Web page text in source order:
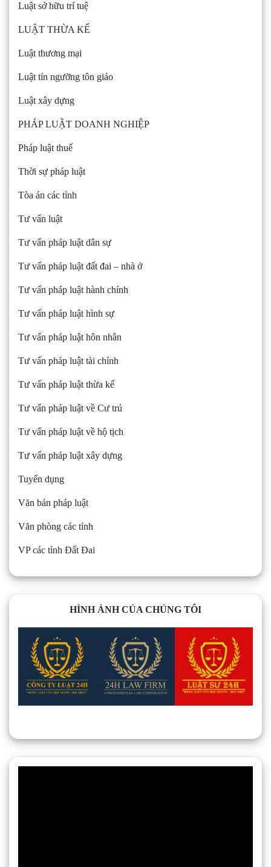
Luật sở hữu trí tuệ
LUẬT THỪA KẾ
Luật thương mại
Luật tín ngưỡng tôn giáo
Luật xây dựng
PHÁP LUẬT DOANH NGHIỆP
Pháp luật thuế
Thời sự pháp luật
Tòa án các tỉnh
Tư vấn luật
Tư vấn pháp luật dân sự
Tư vấn pháp luật đất đai – nhà ở
Tư vấn pháp luật hành chính
Tư vấn pháp luật hình sự
Tư vấn pháp luật hôn nhân
Tư vấn pháp luật tài chính
Tư vấn pháp luật thừa kế
Tư vấn pháp luật về Cư trú
Tư vấn pháp luật về hộ tịch
Tư vấn pháp luật xây dựng
Tuyển dụng
Văn bản pháp luật
Văn phòng các tỉnh
VP các tỉnh Đất Đai
HÌNH ẢNH CỦA CHÚNG TÔI